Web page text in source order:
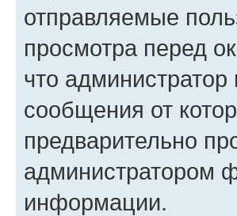
отправляемые
просмотра перед
что администратор
сообщения от
предварительно
администратором
информации.